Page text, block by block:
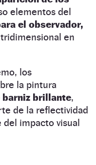
elementos del
el observador,
en
los
la pintura
barniz brillante,
de la reflectividad
impacto visual